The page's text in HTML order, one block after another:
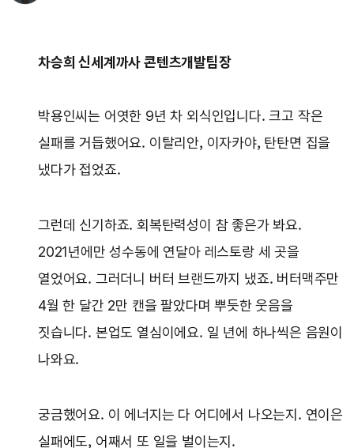
차승희 신세계까사 콘텐츠개발팀장
박용인씨는 어엿한 9년 차 외식인입니다. 크고 작은
실패를 거듭했어요. 이탈리안, 이자카야, 탄탄면 집을
냈다가 접었죠.
그런데 신기하죠. 회복탄력성이 참 좋은가 봐요.
2021년에만 성수동에 연달아 레스토랑 세 곳을
열었어요. 그러더니 버터 브랜드까지 냈죠. 버터맥주만
4월 한 달간 2만 캔을 팔았다며 뿌듯한 웃음을
짓습니다. 본업도 열심이에요. 일 년에 하나씩은 음원이
나와요.
궁금했어요. 이 에너지는 다 어디에서 나오는지. 연이은
실패에도, 어째서 또 일을 벌이는지.